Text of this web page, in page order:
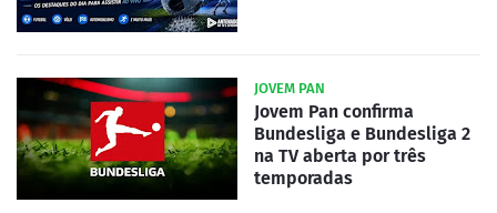
JOVEM PAN
Jovem Pan confirma
Bundesliga e Bundesliga 2
na TV aberta por três
temporadas